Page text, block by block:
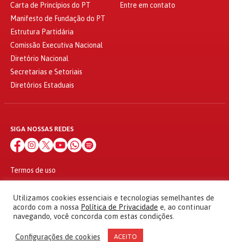
Carta de Princípios do PT
Manifesto de Fundação do PT
Estrutura Partidária
Comissão Executiva Nacional
Diretório Nacional
Secretarias e Setoriais
Diretórios Estaduais
Entre em contato
SIGA NOSSAS REDES
Termos de uso
© 2010 - 2026
Partido dos Trabalhadores Todos os direitos reservados
Utilizamos cookies essenciais e tecnologias semelhantes de
acordo com a nossa Política de Privacidade e, ao continuar
navegando, você concorda com estas condições.
Configurações de cookies ACEITO